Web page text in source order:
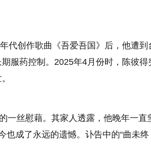
代创作歌曲《吾爱吾国》后，他遭到
服药控制。2025年4月份时，陈彼得
一丝慰藉。其家人透露，他晚年一直
成了永远的遗憾。讣告中的“曲未终